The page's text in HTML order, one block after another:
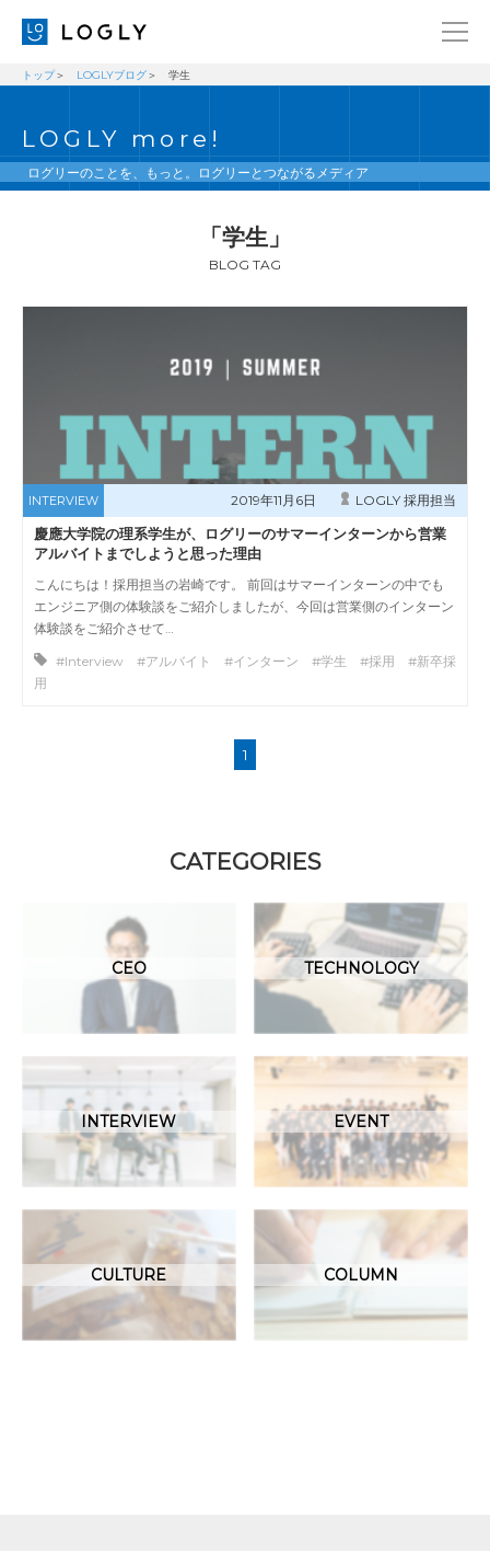
日本語
経営理念
メッセージ
お問い合わせ
トップ LOGLYブログ 学生
LOGLY more!
ログリーのことを、もっと。ログリーとつながるメディア
「学生」
BLOG TAG
INTERVIEW 2019年11月6日 LOGLY 採用担当
慶應大学院の理系学生が、ログリーのサマーインターンから営業
アルバイトまでしようと思った理由
こんにちは！採用担当の岩崎です。 前回はサマーインターンの中でも
エンジニア側の体験談をご紹介しましたが、今回は営業側のインターン
体験談をご紹介させて…
#Interview #アルバイト #インターン #学生 #採用 #新卒採
用
1
CATEGORIES
CEO TECHNOLOGY
INTERVIEW EVENT
CULTURE COLUMN